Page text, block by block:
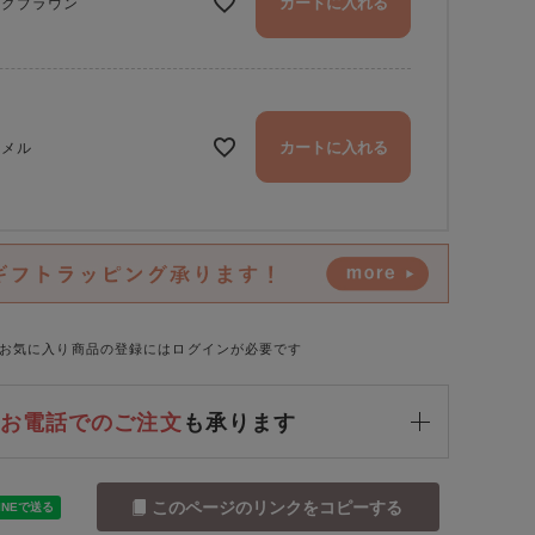
ル カートに入れる
気に入り商品の登録にはログインが必要です
お電話でのご注文も承ります
このページのリンクをコピーする